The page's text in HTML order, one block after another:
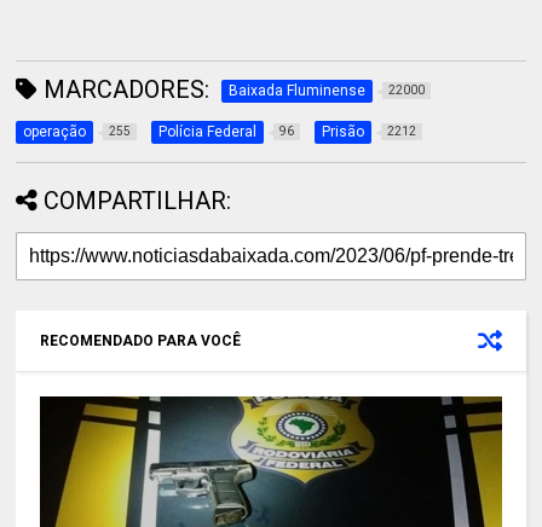
MARCADORES: Baixada Fluminense 22000
operação 255 Polícia Federal 96 Prisão 2212
COMPARTILHAR:
RECOMENDADO PARA VOCÊ